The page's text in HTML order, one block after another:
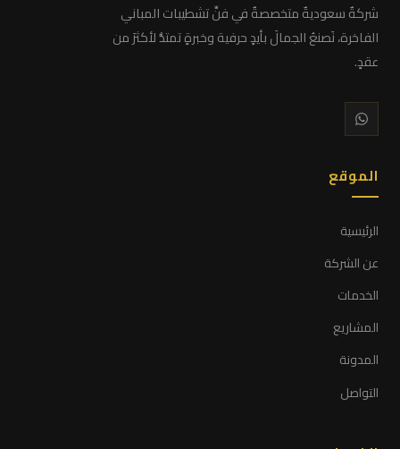
شركةٌ سعوديةٌ متخصصةٌ في فنِّ تشطيبات المباني
الفاخرة، نَصنعُ الجمالَ بأيدٍ حرفية وخبرةٍ تمتدُّ لأكثرَ من
عقدٍ.
الموقع
الرئيسية
عن الشركة
الخدمات
المشاريع
المدونة
التواصل